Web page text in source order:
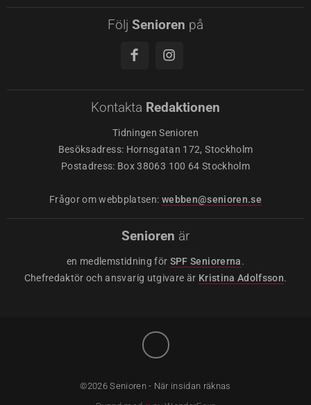
Följ Senioren på
Kontakta Redaktionen
Tidningen Senioren
Besöksadress: Hornsgatan 172, Stockholm
Postadress: Box 38063 100 64 Stockholm
Frågor om webbplatsen: webben@senioren.se
Senioren är
en medlemstidning för SPF Seniorerna.
Chefredaktör och ansvarig utgivare är Kristina Adolfsson.
©2026 Senioren - När insidan räknas